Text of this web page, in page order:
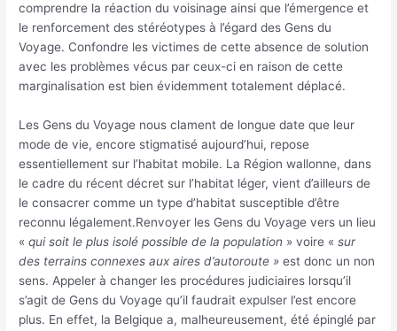
comprendre la réaction du voisinage ainsi que l’émergence et
le renforcement des stéréotypes à l’égard des Gens du
Voyage. Confondre les victimes de cette absence de solution
avec les problèmes vécus par ceux-ci en raison de cette
marginalisation est bien évidemment totalement déplacé.
Les Gens du Voyage nous clament de longue date que leur
mode de vie, encore stigmatisé aujourd’hui, repose
essentiellement sur l’habitat mobile. La Région wallonne, dans
le cadre du récent décret sur l’habitat léger, vient d’ailleurs de
le consacrer comme un type d’habitat susceptible d’être
reconnu légalement.Renvoyer les Gens du Voyage vers un lieu
«qui soit le plus isolé possible de la population » voire «sur
des terrains connexes aux aires d’autoroute »est donc un non
sens. Appeler à changer les procédures judiciaires lorsqu’il
s’agit de Gens du Voyage qu’il faudrait expulser l’est encore
plus. En effet, la Belgique a, malheureusement, été épinglé par